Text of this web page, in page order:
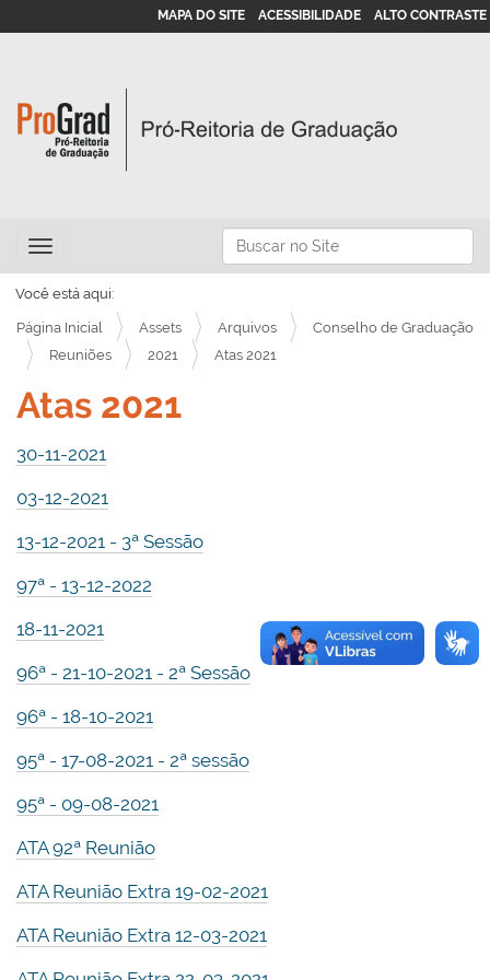
Busca
Busca Avançada…
MAPA DO SITE ACESSIBILIDADE ALTO CONTRASTE
Toggle navigation
Você está aqui:
Página Inicial Assets Arquivos
Conselho de Graduação
Reuniões
2021 Atas 2021
Atas 2021
30-11-2021
03-12-2021
13-12-2021 - 3ª Sessão
97ª - 13-12-2022
18-11-2021
96ª - 21-10-2021 - 2ª Sessão
96ª - 18-10-2021
95ª - 17-08-2021 - 2ª sessão
95ª - 09-08-2021
ATA 92ª Reunião
ATA Reunião Extra 19-02-2021
ATA Reunião Extra 12-03-2021